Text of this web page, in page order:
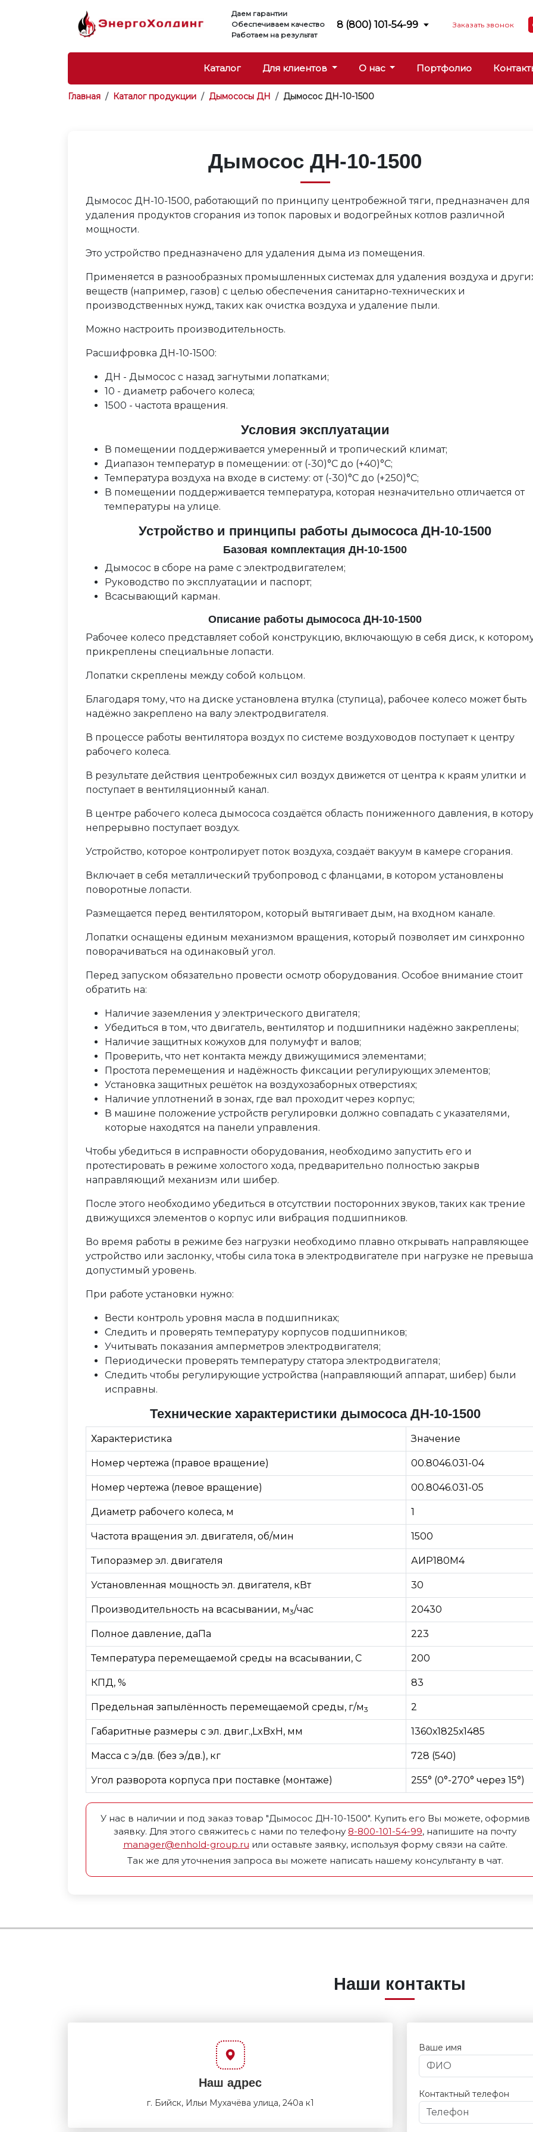
Даем гарантии
Обеспечиваем качество
Работаем на результат
8 (800) 101-54-99 Заказать звонок
Каталог Для клиентов О нас Портфолио
Главная Каталог продукции Дымососы ДН Дымосос ДН-10-1500
Дымосос ДН-10-1500
Дымосос ДН-10-1500, работающий по принципу центробежной тяги, предназначен для
удаления продуктов сгорания из топок паровых и водогрейных котлов различной
мощности.
Это устройство предназначено для удаления дыма из помещения.
Применяется в разнообразных промышленных системах для удаления воздуха и
веществ (например, газов) с целью обеспечения санитарно-технических и
производственных нужд, таких как очистка воздуха и удаление пыли.
Можно настроить производительность.
Расшифровка ДН-10-1500:
ДН - Дымосос с назад загнутыми лопатками;
10 - диаметр рабочего колеса;
1500 - частота вращения.
Условия эксплуатации
В помещении поддерживается умеренный и тропический климат;
Диапазон температур в помещении: от (-30)°С до (+40)°С;
Температура воздуха на входе в систему: от (-30)°С до (+250)°С;
В помещении поддерживается температура, которая незначительно отличается от
температуры на улице.
Устройство и принципы работы дымососа ДН-10-1500
Базовая комплектация ДН-10-1500
Дымосос в сборе на раме с электродвигателем;
Руководство по эксплуатации и паспорт;
Всасывающий карман.
Описание работы дымососа ДН-10-1500
Рабочее колесо представляет собой конструкцию, включающую в себя диск, к
прикреплены специальные лопасти.
Лопатки скреплены между собой кольцом.
Благодаря тому, что на диске установлена втулка (ступица), рабочее колесо может быть
надёжно закреплено на валу электродвигателя.
В процессе работы вентилятора воздух по системе воздуховодов поступает к центру
рабочего колеса.
В результате действия центробежных сил воздух движется от центра к краям улитки и
поступает в вентиляционный канал.
В центре рабочего колеса дымососа создаётся область пониженного давления, в
непрерывно поступает воздух.
Устройство, которое контролирует поток воздуха, создаёт вакуум в камере сгорания.
Включает в себя металлический трубопровод с фланцами, в котором установлены
поворотные лопасти.
Размещается перед вентилятором, который вытягивает дым, на входном канале.
Лопатки оснащены единым механизмом вращения, который позволяет им синхронно
поворачиваться на одинаковый угол.
Перед запуском обязательно провести осмотр оборудования. Особое внимание стоит
обратить на:
Наличие заземления у электрического двигателя;
Убедиться в том, что двигатель, вентилятор и подшипники надёжно закреплены;
Наличие защитных кожухов для полумуфт и валов;
Проверить, что нет контакта между движущимися элементами;
Простота перемещения и надёжность фиксации регулирующих элементов;
Установка защитных решёток на воздухозаборных отверстиях;
Наличие уплотнений в зонах, где вал проходит через корпус;
В машине положение устройств регулировки должно совпадать с указателями,
которые находятся на панели управления.
Чтобы убедиться в исправности оборудования, необходимо запустить его и
протестировать в режиме холостого хода, предварительно полностью закрыв
направляющий механизм или шибер.
После этого необходимо убедиться в отсутствии посторонних звуков, таких как трение
движущихся элементов о корпус или вибрация подшипников.
Во время работы в режиме без нагрузки необходимо плавно открывать направляющее
устройство или заслонку, чтобы сила тока в электродвигателе при нагрузке не
допустимый уровень.
При работе установки нужно:
Вести контроль уровня масла в подшипниках;
Следить и проверять температуру корпусов подшипников;
Учитывать показания амперметров электродвигателя;
Периодически проверять температуру статора электродвигателя;
Следить чтобы регулирующие устройства (направляющий аппарат, шибер) были
исправны.
Технические характеристики дымососа ДН-10-1500
Характеристика Значение
Номер чертежа (правое вращение) 00.8046.031-04
Номер чертежа (левое вращение) 00.8046.031-05
Диаметр рабочего колеса, м 1
Частота вращения эл. двигателя, об/мин 1500
Типоразмер эл. двигателя АИР180М4
Установленная мощность эл. двигателя, кВт 30
Производительность на всасывании, м3/час 20430
Полное давление, даПа 223
Температура перемещаемой среды на всасывании, С 200
КПД, % 83
Предельная запылённость перемещаемой среды, г/м3 2
Габаритные размеры с эл. двиг.,LxBxH, мм 1360х1825х1485
Масса с э/дв. (без э/дв.), кг 728 (540)
Угол разворота корпуса при поставке (монтаже) 255° (0°-270° через 15°)
У нас в наличии и под заказ товар "Дымосос ДН-10-1500". Купить его Вы можете, оформив
заявку. Для этого свяжитесь с нами по телефону 8-800-101-54-99, напишите на почту
manager@enhold-group.ru или оставьте заявку, используя форму связи на сайте.
Так же для уточнения запроса вы можете написать нашему консультанту в чат.
Наши контакты
Наш адрес
г. Бийск, Ильи Мухачёва улица, 240а к1
Ваше имя
Контактный телефон